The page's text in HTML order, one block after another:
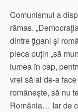
Comunismul a
rămas.
dintre ţigani şi
pleca puţin „să
lumea în cap,
vrei să ai de-a
româneşte, să nu
România… Iar de